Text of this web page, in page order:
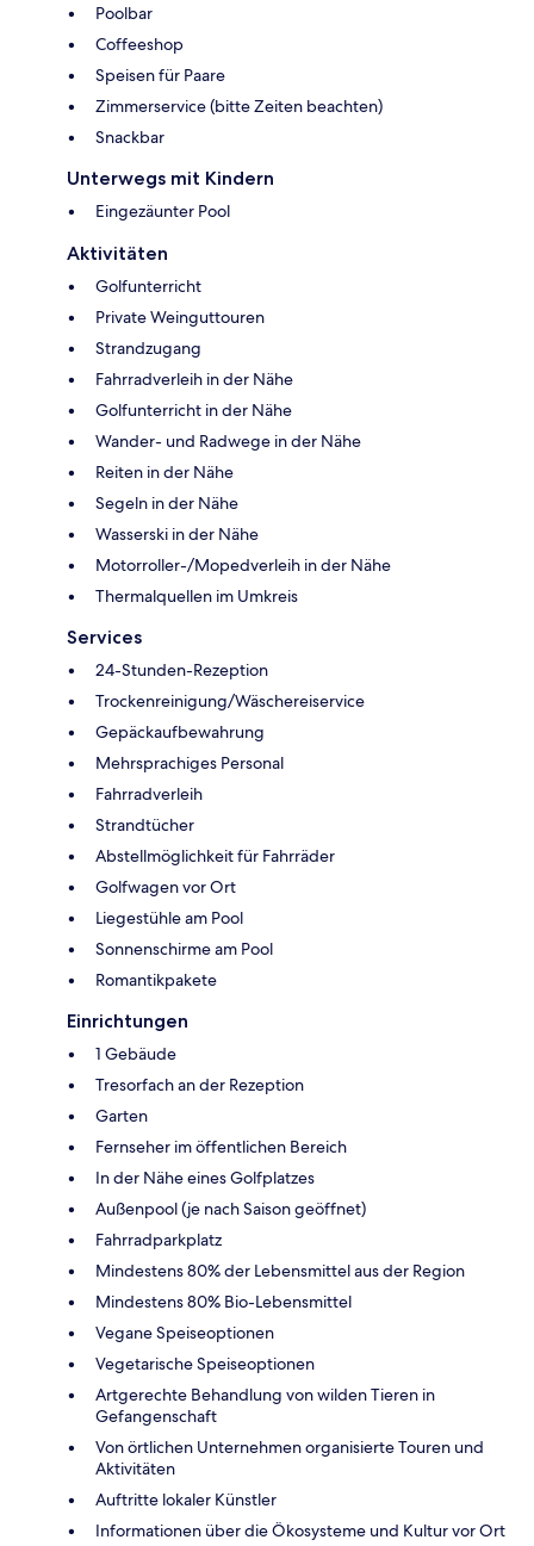
Poolbar
Coffeeshop
Speisen für Paare
Zimmerservice (bitte Zeiten beachten)
Snackbar
Unterwegs mit Kindern
Eingezäunter Pool
Aktivitäten
Golfunterricht
Private Weinguttouren
Strandzugang
Fahrradverleih in der Nähe
Golfunterricht in der Nähe
Wander- und Radwege in der Nähe
Reiten in der Nähe
Segeln in der Nähe
Wasserski in der Nähe
Motorroller-/Mopedverleih in der Nähe
Thermalquellen im Umkreis
Services
24-Stunden-Rezeption
Trockenreinigung/Wäschereiservice
Gepäckaufbewahrung
Mehrsprachiges Personal
Fahrradverleih
Strandtücher
Abstellmöglichkeit für Fahrräder
Golfwagen vor Ort
Liegestühle am Pool
Sonnenschirme am Pool
Romantikpakete
Einrichtungen
1 Gebäude
Tresorfach an der Rezeption
Garten
Fernseher im öffentlichen Bereich
In der Nähe eines Golfplatzes
Außenpool (je nach Saison geöffnet)
Fahrradparkplatz
Mindestens 80% der Lebensmittel aus der Region
Mindestens 80% Bio-Lebensmittel
Vegane Speiseoptionen
Vegetarische Speiseoptionen
Artgerechte Behandlung von wilden Tieren in
Gefangenschaft
Von örtlichen Unternehmen organisierte Touren und
Aktivitäten
Auftritte lokaler Künstler
Informationen über die Ökosysteme und Kultur vor Ort